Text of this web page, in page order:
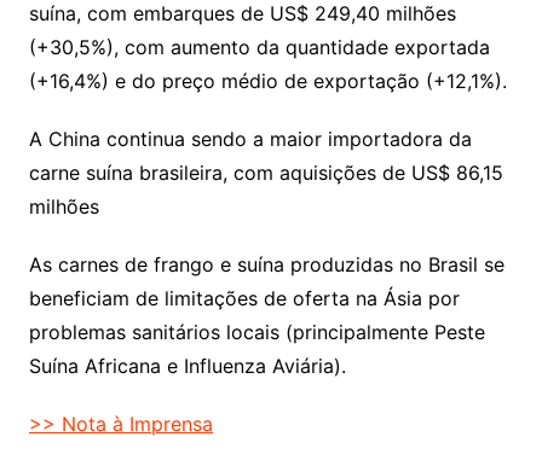
suína, com embarques de US$ 249,40 milhões
(+30,5%), com aumento da quantidade exportada
(+16,4%) e do preço médio de exportação (+12,1%).
A China continua sendo a maior importadora da
carne suína brasileira, com aquisições de US$ 86,15
milhões
As carnes de frango e suína produzidas no Brasil se
beneficiam de limitações de oferta na Ásia por
problemas sanitários locais (principalmente Peste
Suína Africana e Influenza Aviária).
>> Nota à Imprensa